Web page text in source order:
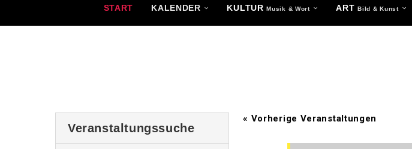
START KALENDER KULTURMusik & Wort ARTBild & Kunst
Veranstaltungssuche
« Vorherige Veranstaltungen